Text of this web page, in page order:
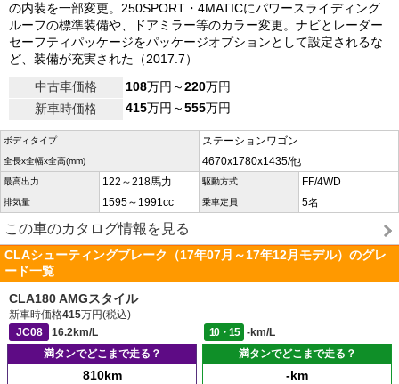
の内装を一部変更。250SPORT・4MATICにパワースライディング
ルーフの標準装備や、ドアミラー等のカラー変更。ナビとレーダー
セーフティパッケージをパッケージオプションとして設定されるな
ど、装備が充実された（2017.7）
中古車価格
108万円～220万円
新車時価格
415万円～555万円
ボディタイプ ステーションワゴン
全長x全幅x全高(mm) 4670x1780x1435/他
最高出力 122～218馬力 駆動方式 FF/4WD
排気量 1595～1991cc 乗車定員 5名
この車のカタログ情報を見る
CLAシューティングブレーク（17年07月～17年12月モデル）のグレ
ード一覧
CLA180 AMGスタイル
新車時価格415万円(税込)
JC08
16.2km/L 10・15
-km/L
満タンでどこまで走る？
810km
満タンでどこまで走る？
-km